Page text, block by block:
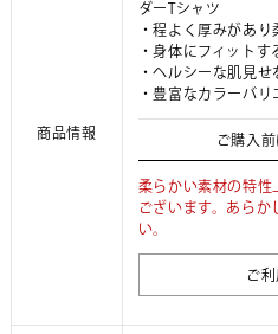
商品情報
ダーTシャツ
・程よく厚みがあ
・身体にフィット
・ヘルシーな肌見
・豊富なカラーバ
ご購入
柔らかい素材の特性
ございます。あらか
い。
ご